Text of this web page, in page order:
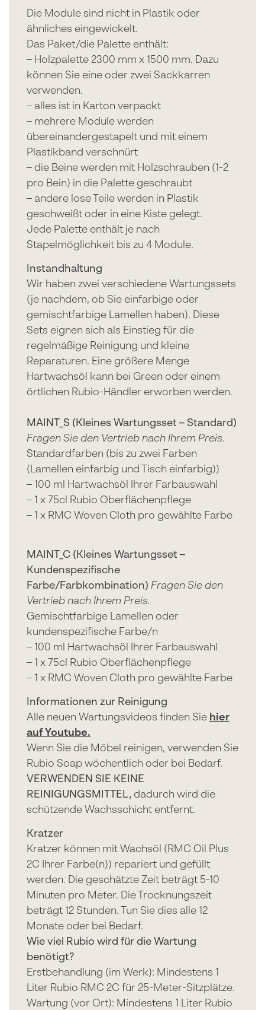
Die Module sind nicht in Plastik oder
ähnliches eingewickelt.
Das Paket/die Palette enthält:
– Holzpalette 2300 mm x 1500 mm. Dazu
können Sie eine oder zwei Sackkarren
verwenden.
– alles ist in Karton verpackt
– mehrere Module werden
übereinandergestapelt und mit einem
Plastikband verschnürt
– die Beine werden mit Holzschrauben (1-2
pro Bein) in die Palette geschraubt
– andere lose Teile werden in Plastik
geschweißt oder in eine Kiste gelegt.
Jede Palette enthält je nach
Stapelmöglichkeit bis zu 4 Module.
Instandhaltung
Wir haben zwei verschiedene Wartungssets
(je nachdem, ob Sie einfarbige oder
gemischtfarbige Lamellen haben). Diese
Sets eignen sich als Einstieg für die
regelmäßige Reinigung und kleine
Reparaturen. Eine größere Menge
Hartwachsöl kann bei Green oder einem
örtlichen Rubio-Händler erworben werden.
MAINT_S (Kleines Wartungsset – Standard)
Fragen Sie den Vertrieb nach Ihrem Preis.
Standardfarben (bis zu zwei Farben
(Lamellen einfarbig und Tisch einfarbig))
– 100 ml Hartwachsöl Ihrer Farbauswahl
– 1 x 75cl Rubio Oberflächenpflege
– 1 x RMC Woven Cloth pro gewählte Farbe
MAINT_C (Kleines Wartungsset –
Kundenspezifische
Farbe/Farbkombination) Fragen Sie den
Vertrieb nach Ihrem Preis.
Gemischtfarbige Lamellen oder
kundenspezifische Farbe/n
– 100 ml Hartwachsöl Ihrer Farbauswahl
– 1 x 75cl Rubio Oberflächenpflege
– 1 x RMC Woven Cloth pro gewählte Farbe
Informationen zur Reinigung
Alle neuen Wartungsvideos finden Sie hier
auf Youtube.
Wenn Sie die Möbel reinigen, verwenden Sie
Rubio Soap wöchentlich oder bei Bedarf.
VERWENDEN SIE KEINE
REINIGUNGSMITTEL, dadurch wird die
schützende Wachsschicht entfernt.
Kratzer
Kratzer können mit Wachsöl (RMC Oil Plus
2C Ihrer Farbe(n)) repariert und gefüllt
werden. Die geschätzte Zeit beträgt 5-10
Minuten pro Meter. Die Trocknungszeit
beträgt 12 Stunden. Tun Sie dies alle 12
Monate oder bei Bedarf.
Wie viel Rubio wird für die Wartung
benötigt?
Erstbehandlung (im Werk): Mindestens 1
Liter Rubio RMC 2C für 25-Meter-Sitzplätze.
Wartung (vor Ort): Mindestens 1 Liter Rubio